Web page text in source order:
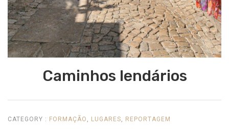
Caminhos lendários
CATEGORY : FORMAÇÃO , LUGARES, REPORTAGEM